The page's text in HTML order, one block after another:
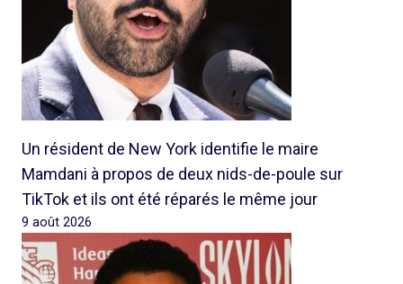
Un résident de New York identifie le maire
Mamdani à propos de deux nids-de-poule sur
TikTok et ils ont été réparés le même jour
9 août 2026